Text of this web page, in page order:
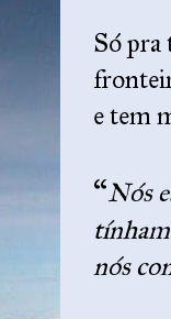
Só pra
e tem
“Nós
nós